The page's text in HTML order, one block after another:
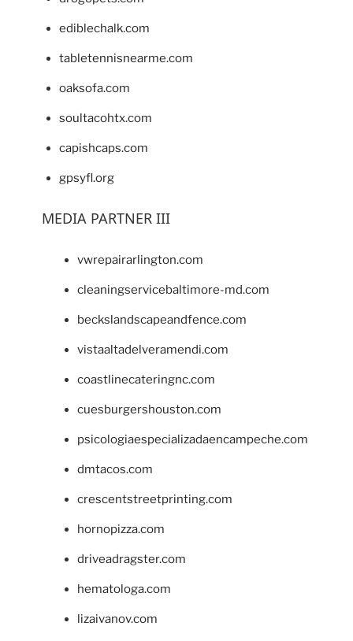
ediblechalk.com
tabletennisnearme.com
oaksofa.com
soultacohtx.com
capishcaps.com
gpsyfl.org
MEDIA PARTNER III
vwrepairarlington.com
cleaningservicebaltimore-md.com
beckslandscapeandfence.com
vistaaltadelveramendi.com
coastlinecateringnc.com
cuesburgershouston.com
psicologiaespecializadaencampeche.com
dmtacos.com
crescentstreetprinting.com
hornopizza.com
driveadragster.com
hematologa.com
lizaivanov.com